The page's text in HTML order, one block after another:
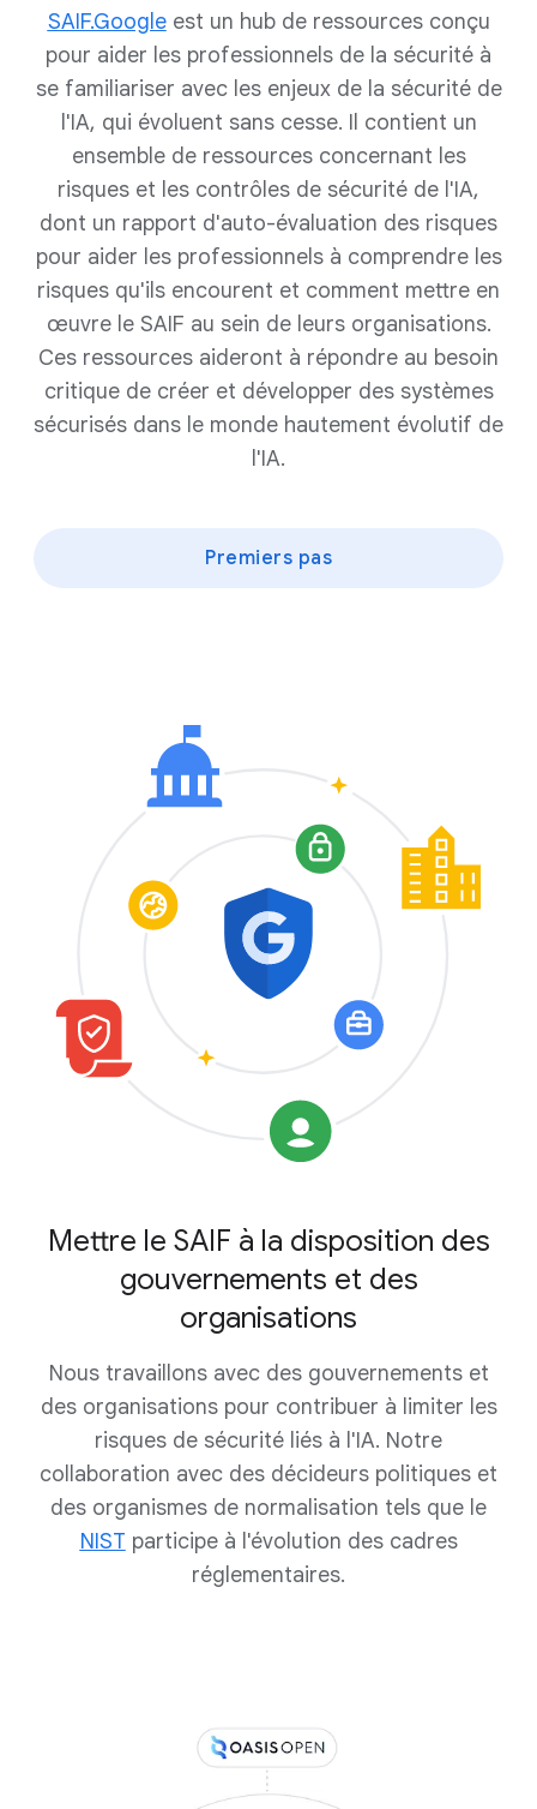
SAIF.Google est un hub de ressources conçu
pour aider les professionnels de la sécurité à
se familiariser avec les enjeux de la sécurité de
l'IA, qui évoluent sans cesse. Il contient un
ensemble de ressources concernant les
risques et les contrôles de sécurité de l'IA,
dont un rapport d'auto-évaluation des risques
pour aider les professionnels à comprendre les
risques qu'ils encourent et comment mettre en
œuvre le SAIF au sein de leurs organisations.
Ces ressources aideront à répondre au besoin
critique de créer et développer des systèmes
sécurisés dans le monde hautement évolutif de
l'IA.
Premiers pas
Mettre le SAIF à la disposition des
gouvernements et des
organisations
Nous travaillons avec des gouvernements et
des organisations pour contribuer à limiter les
risques de sécurité liés à l'IA. Notre
collaboration avec des décideurs politiques et
des organismes de normalisation tels que le
NIST participe à l'évolution des cadres
réglementaires.